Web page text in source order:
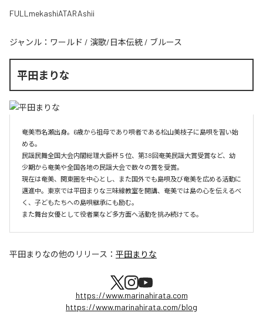
FULLmekashiATARAshii
ジャンル： ワールド / 演歌/日本伝統 / ブルース
平田まりな
奄美市名瀬出身。6歳から祖母であり唄者である松山美枝子に島唄を習い始
める。
民謡民舞全国大会内閣総理大臣杯５位、第38回奄美民謡大賞受賞など、幼
少期から奄美や全国各地の民謡大会で数々の賞を受賞。
現在は奄美、関東圏を中心とし、また国外でも島唄及び奄美を広める活動に
邁進中。東京では平田まりな三味線教室を開講、奄美では島の心を伝えるべ
く、子どもたちへの島唄継承にも励む。
また舞台女優として役者業など多方面へ活動を挑み続けてる。
平田まりなの他のリリース： 平田まりな
https://www.marinahirata.com
https://www.marinahirata.com/blog